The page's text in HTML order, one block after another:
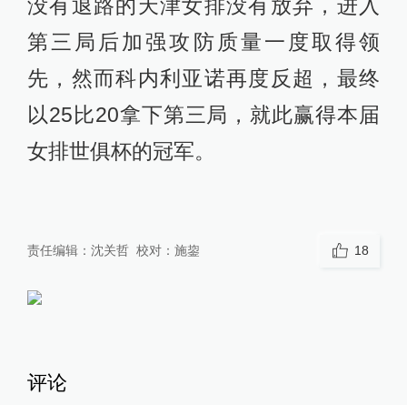
没有退路的天津女排没有放弃，进入
第三局后加强攻防质量一度取得领
先，然而科内利亚诺再度反超，最终
以25比20拿下第三局，就此赢得本届
女排世俱杯的冠军。
责任编辑： 沈关哲 校对： 施鋆 18
评论